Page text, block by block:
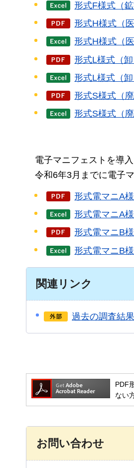
形式F様式（
形式H様式（
形式H様式（
形式L様式（
形式L様式（
形式S様式（
形式S様式（
電子マニフェストを導
令和6年3月までに電子
形式電マニA
形式電マニA
形式電マニB
形式電マニB
関連リンク
過去の調査結
PDF
ない
お問い合わせ